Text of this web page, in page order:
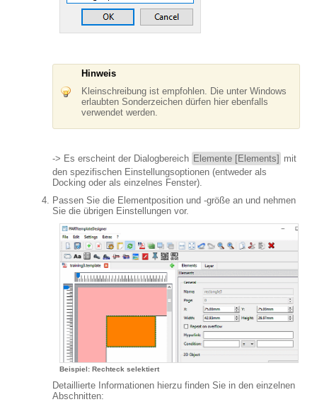
Hinweis
Kleinschreibung ist empfohlen. Die unter Windows
erlaubten Sonderzeichen dürfen hier ebenfalls
verwendet werden.
-> Es erscheint der Dialogbereich Elemente [Elements] mit
den spezifischen Einstellungsoptionen (entweder als
Docking oder als einzelnes Fenster).
Passen Sie die Elementposition und -größe an und nehmen
Sie die übrigen Einstellungen vor.
Beispiel: Rechteck selektiert
Detaillierte Informationen hierzu finden Sie in den einzelnen
Abschnitten: